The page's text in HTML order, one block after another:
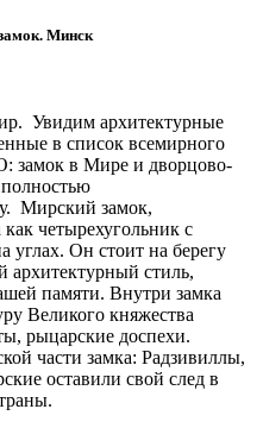
Минск
Увидим архитектурные
в список всемирного
замок в Мире и дворцово-
Мирский замок,
четырехугольник с
Он стоит на берегу
архитектурный стиль,
памяти. Внутри замка
Великого княжества
рыцарские доспехи.
части замка: Радзивиллы,
оставили свой след в